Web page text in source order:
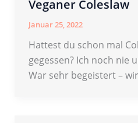
Veganer Coleslaw
Januar 25, 2022
Hattest du schon mal
gegessen? Ich noch nie
War sehr begeistert –